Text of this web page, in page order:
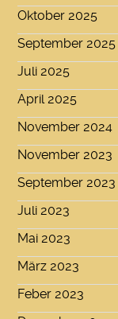
Oktober 2025
September 2025
Juli 2025
April 2025
November 2024
November 2023
September 2023
Juli 2023
Mai 2023
März 2023
Feber 2023